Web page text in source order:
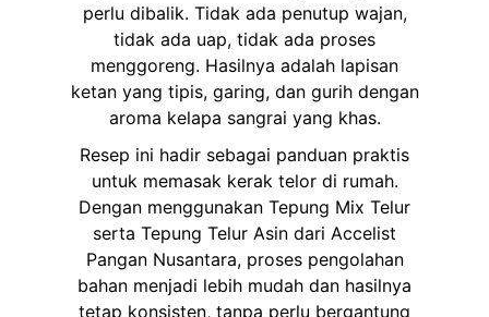
perlu dibalik. Tidak ada penutup wajan,
tidak ada uap, tidak ada proses
menggoreng. Hasilnya adalah lapisan
ketan yang tipis, garing, dan gurih dengan
aroma kelapa sangrai yang khas.
Resep ini hadir sebagai panduan praktis
untuk memasak kerak telor di rumah.
Dengan menggunakan Tepung Mix Telur
serta Tepung Telur Asin dari Accelist
Pangan Nusantara, proses pengolahan
bahan menjadi lebih mudah dan hasilnya
tetap konsisten, tanpa perlu bergantung